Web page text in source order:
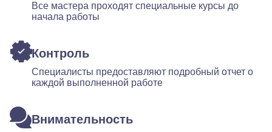
Все мастера проходят специальные курсы до
начала работы
Контроль
Специалисты предоставляют подробный отчет о
каждой выполненной работе
Внимательность